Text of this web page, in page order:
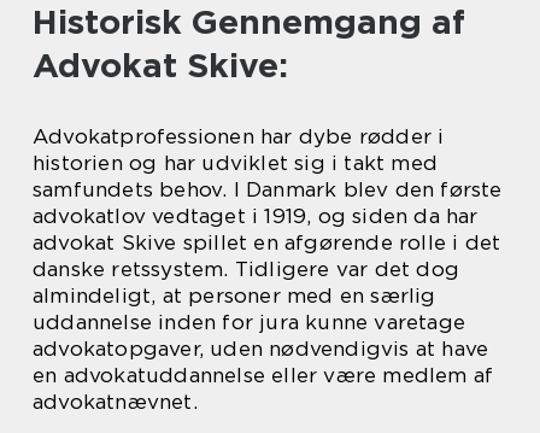
Historisk Gennemgang af
Advokat Skive:
Advokatprofessionen har dybe rødder i
historien og har udviklet sig i takt med
samfundets behov. I Danmark blev den første
advokatlov vedtaget i 1919, og siden da har
advokat Skive spillet en afgørende rolle i det
danske retssystem. Tidligere var det dog
almindeligt, at personer med en særlig
uddannelse inden for jura kunne varetage
advokatopgaver, uden nødvendigvis at have
en advokatuddannelse eller være medlem af
advokatnævnet.